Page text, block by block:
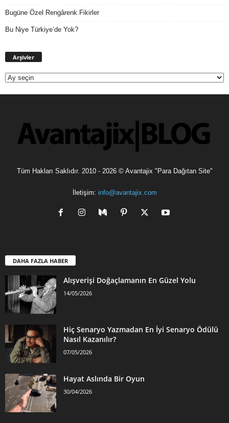
Bugüne Özel Rengârenk Fikirler
Bu Niye Türkiye’de Yok?
Arşivler
Tüm Hakları Saklıdır. 2010 - 2026 © Avantajix "Para Dağıtan Site"
İletişim: info@avantajix.com
DAHA FAZLA HABER
Alışverişi Doğaçlamanın En Güzel Yolu
14/05/2026
Hiç Senaryo Yazmadan En İyi Senaryo Ödülü
Nasıl Kazanılır?
07/05/2026
Hayat Aslında Bir Oyun
30/04/2026